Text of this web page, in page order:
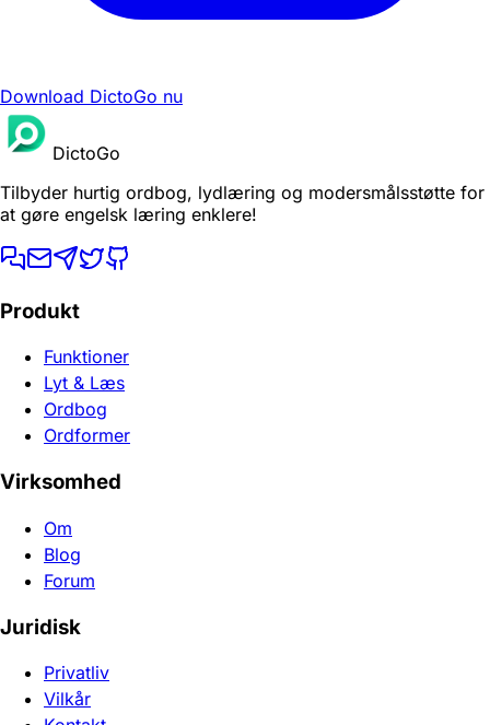
Download DictoGo nu
DictoGo
Tilbyder hurtig ordbog, lydlæring og modersmålsstøtte for
at gøre engelsk læring enklere!
Produkt
Funktioner
Lyt & Læs
Ordbog
Ordformer
Virksomhed
Om
Blog
Forum
Juridisk
Privatliv
Vilkår